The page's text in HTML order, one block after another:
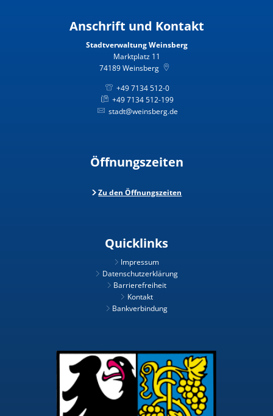
Anschrift und Kontakt
Stadtverwaltung Weinsberg
Marktplatz 11
74189Weinsberg
+49 7134 512-0
+49 7134 512-199
stadt@weinsberg.de
Öffnungszeiten
Zu den Öffnungszeiten
Quicklinks
Impressum
Datenschutzerklärung
Barrierefreiheit
Kontakt
Bankverbindung